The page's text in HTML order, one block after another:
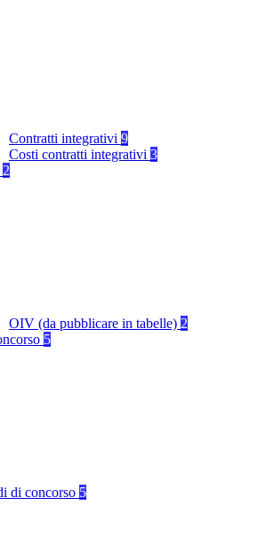
Contratti integrativi 9
Costi contratti integrativi 3
2
OIV (da pubblicare in tabelle) 2
5
di concorso 5